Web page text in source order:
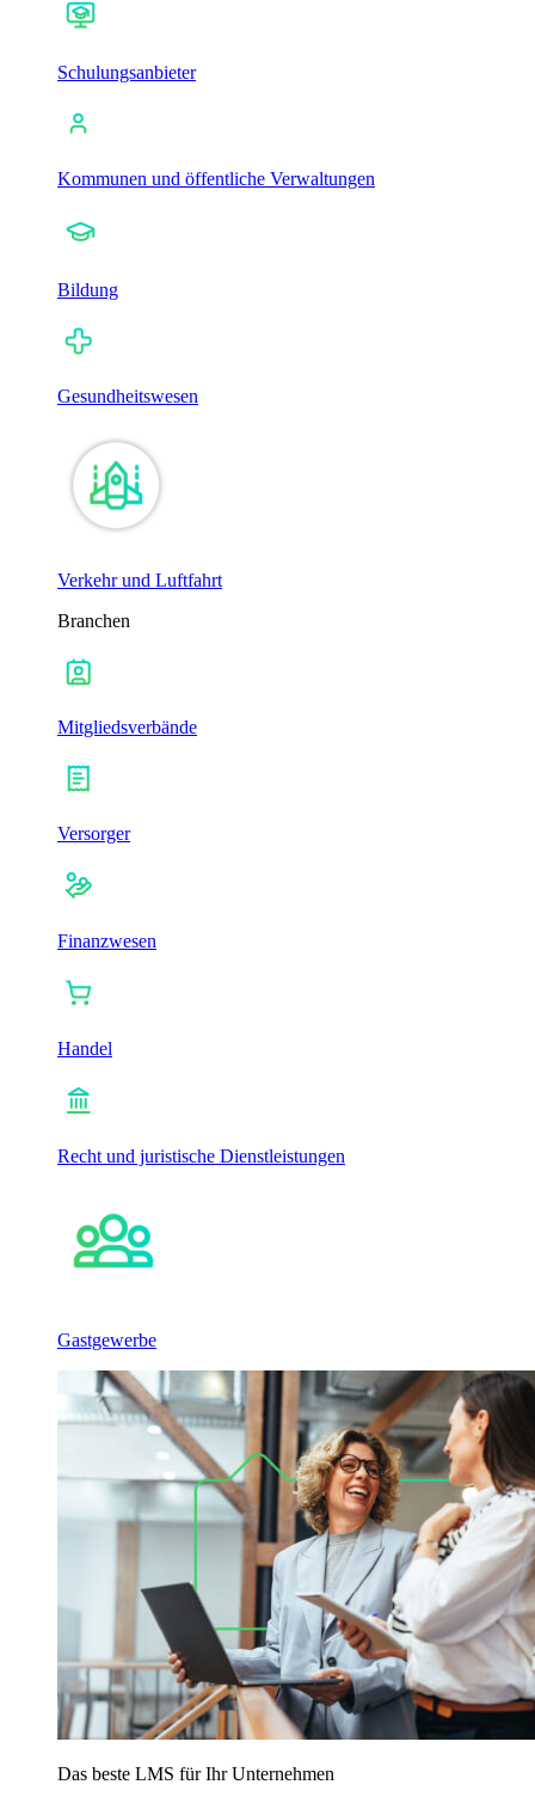
Schulungsanbieter
Kommunen und öffentliche Verwaltungen
Bildung
Gesundheitswesen
Verkehr und Luftfahrt
Branchen
Mitgliedsverbände
Versorger
Finanzwesen
Handel
Recht und juristische Dienstleistungen
Gastgewerbe
Das beste LMS für Ihr Unternehmen